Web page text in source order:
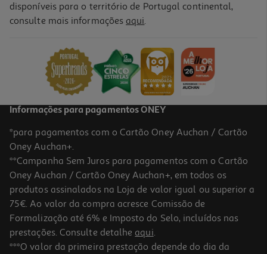
4.2
Pérola Morango Produção Própria Kg
15,99 €/Kg
Bolo Cake Design Produção Própria Nº13 Kg
disponíveis para o território de Portugal continental,
consulte mais informações aqui.
Informações para pagamentos ONEY
*para pagamentos com o Cartão Oney Auchan / Cartão
Oney Auchan+.
**Campanha Sem Juros para pagamentos com o Cartão
Oney Auchan / Cartão Oney Auchan+, em todos os
produtos assinalados na Loja de valor igual ou superior a
75€. Ao valor da compra acresce Comissão de
Formalização até 6% e Imposto do Selo, incluídos nas
prestações. Consulte detalhe aqui.
***O valor da primeira prestação depende do dia da